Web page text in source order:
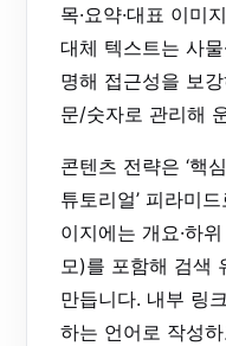
목·요약·대표 이미
대체 텍스트는 사물
명해 접근성을 보
문/숫자로 관리해
콘텐츠 전략은 ‘
튜토리얼’ 피라미
이지에는 개요·하
모)를 포함해 검색
만듭니다. 내부 링
하는 언어로 작성